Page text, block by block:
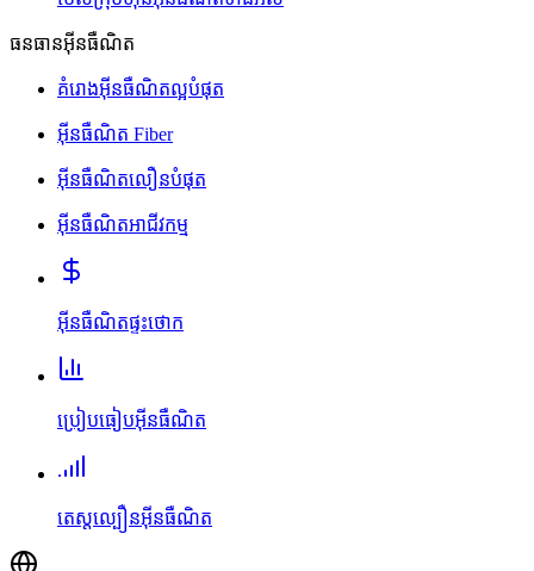
ធនធានអ៊ីនធឺណិត
គំរោងអ៊ីនធឺណិតល្អបំផុត
អ៊ីនធឺណិត Fiber
អ៊ីនធឺណិតលឿនបំផុត
អ៊ីនធឺណិតអាជីវកម្ម
អ៊ីនធឺណិតផ្ទះថោក
ប្រៀបធៀបអ៊ីនធឺណិត
តេស្តល្បឿនអ៊ីនធឺណិត